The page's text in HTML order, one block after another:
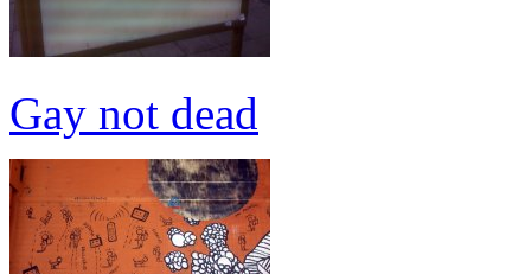
Gay not dead